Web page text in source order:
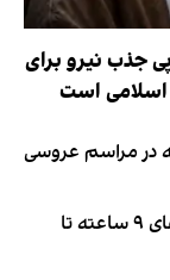
جذب نیرو برای
اسلامی است
۱۰ چهره‌ای که در مراسم عروسی
روایت فداکاری‌های محمد صلاح؛ از سفرهای ۹ ساعته تا